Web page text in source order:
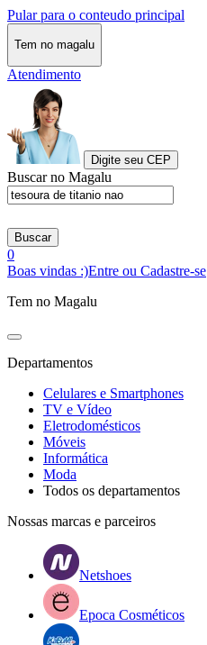
Pular para o conteudo principal
Tem no magalu
Atendimento
Digite seu CEP
Buscar no Magalu
Buscar
0
Boas vindas :)Entre ou Cadastre-se
Tem no Magalu
Departamentos
Celulares e Smartphones
TV e Vídeo
Eletrodomésticos
Móveis
Informática
Moda
Todos os departamentos
Nossas marcas e parceiros
Netshoes
Epoca Cosméticos